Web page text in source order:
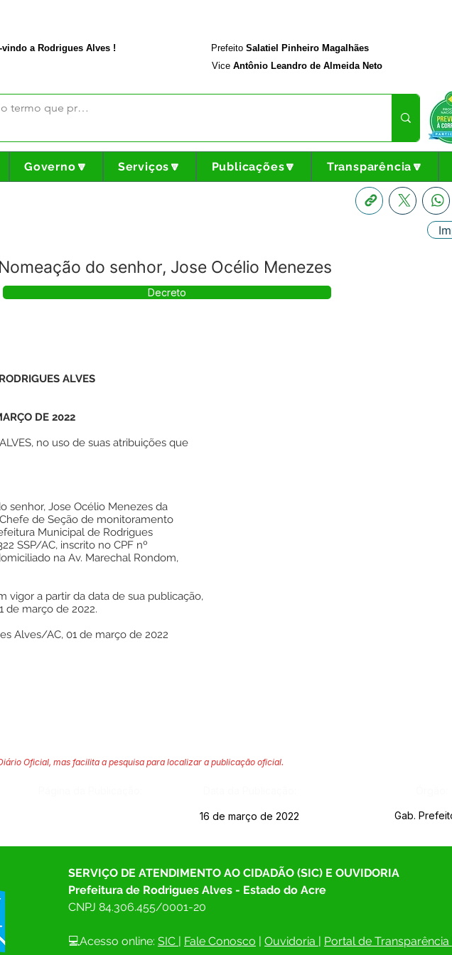
vindo a Rodrigues Alves ! Prefeito Salatiel Pinheiro Magalhães
Vice Antônio Leandro de Almeida Neto
Governo🔽 Serviços🔽 Publicações🔽 Transparência🔽
do senhor, Jose Océlio Menezes
Decreto
ALVES
DE 2022
no uso de suas atribuições que
senhor, Jose Océlio Menezes da
de Seção de monitoramento
Municipal de Rodrigues
SSP/AC, inscrito no CPF nº
na Av. Marechal Rondom,
vigor a partir da data de sua publicação,
de março de 2022.
Alves/AC, 01 de março de 2022
Oficial, mas facilita a pesquisa para localizar a publicação oficial.
16 de março de 2022 Gab.
SERVIÇO DE ATENDIMENTO AO CIDADÃO (SIC) E OUVIDORIA
Prefeitura de Rodrigues Alves - Estado do Acre
CNPJ 84.306.455/0001-20
💻Acesso online: SIC | Fale Conosco | Ouvidoria | Portal de Transparência